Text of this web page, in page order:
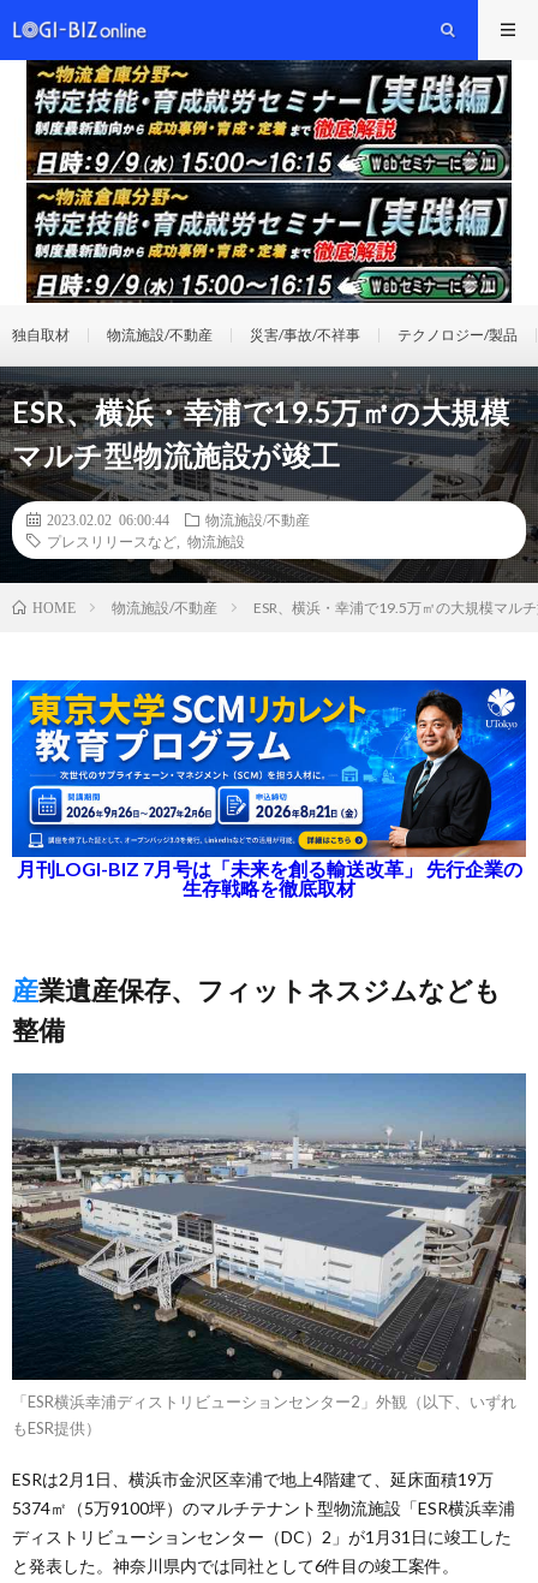
独自取材 物流施設/不動産 災害/事故/不祥事 テクノロジー/製品
ESR、横浜・幸浦で19.5万㎡の大規模
マルチ型物流施設が竣工
2023.02.02 06:00:44
物流施設/不動産
プレスリリースなど
物流施設
HOME 物流施設/不動産 ESR、横浜・幸浦で19.5万㎡の大規模マル
月刊LOGI-BIZ 7月号は「未来を創る輸送改革」 先行企業の
生存戦略を徹底取材
産業遺産保存、フィットネスジムなども
整備
「ESR横浜幸浦ディストリビューションセンター2」外観（以下、いずれ
もESR提供）
ESRは2月1日、横浜市⾦沢区幸浦で地上4階建て、延床⾯積19万
5374㎡（5万9100坪）のマルチテナント型物流施設「ESR横浜幸浦
ディストリビューションセンター（DC）2」が1⽉31⽇に竣⼯した
と発表した。神奈川県内では同社として6件⽬の竣⼯案件。